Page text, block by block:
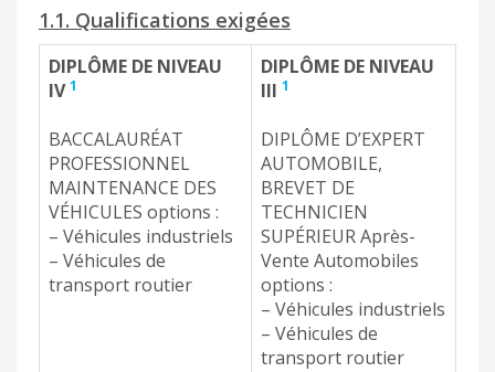
1.1. Qualifications exigées
DIPLÔME DE NIVEAU
IV1
BACCALAURÉAT
PROFESSIONNEL
MAINTENANCE DES
VÉHICULES options :
– Véhicules industriels
– Véhicules de
transport routier
DIPLÔME DE NIVEAU
III 1
DIPLÔME D’EXPERT
AUTOMOBILE,
BREVET DE
TECHNICIEN
SUPÉRIEUR Après-
Vente Automobiles
options :
– Véhicules industriels
– Véhicules de
transport routier